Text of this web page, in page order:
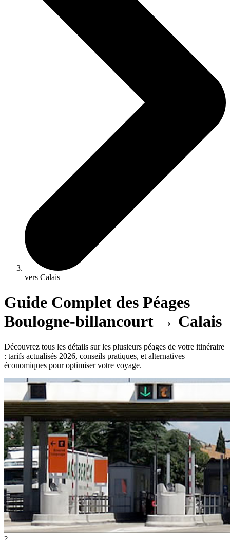
vers Calais
Guide Complet des Péages
Boulogne-billancourt → Calais
Découvrez tous les détails sur les plusieurs péages de votre itinéraire
: tarifs actualisés 2026, conseils pratiques, et alternatives
économiques pour optimiser votre voyage.
?